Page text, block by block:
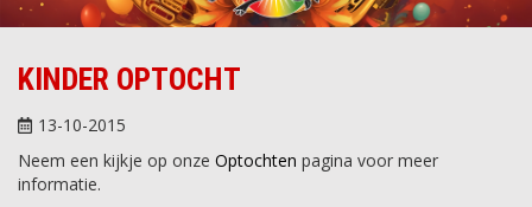
KINDER OPTOCHT
13-10-2015
Neem een kijkje op onze Optochten pagina voor meer
informatie.